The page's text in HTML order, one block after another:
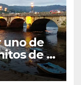
uno de
de A